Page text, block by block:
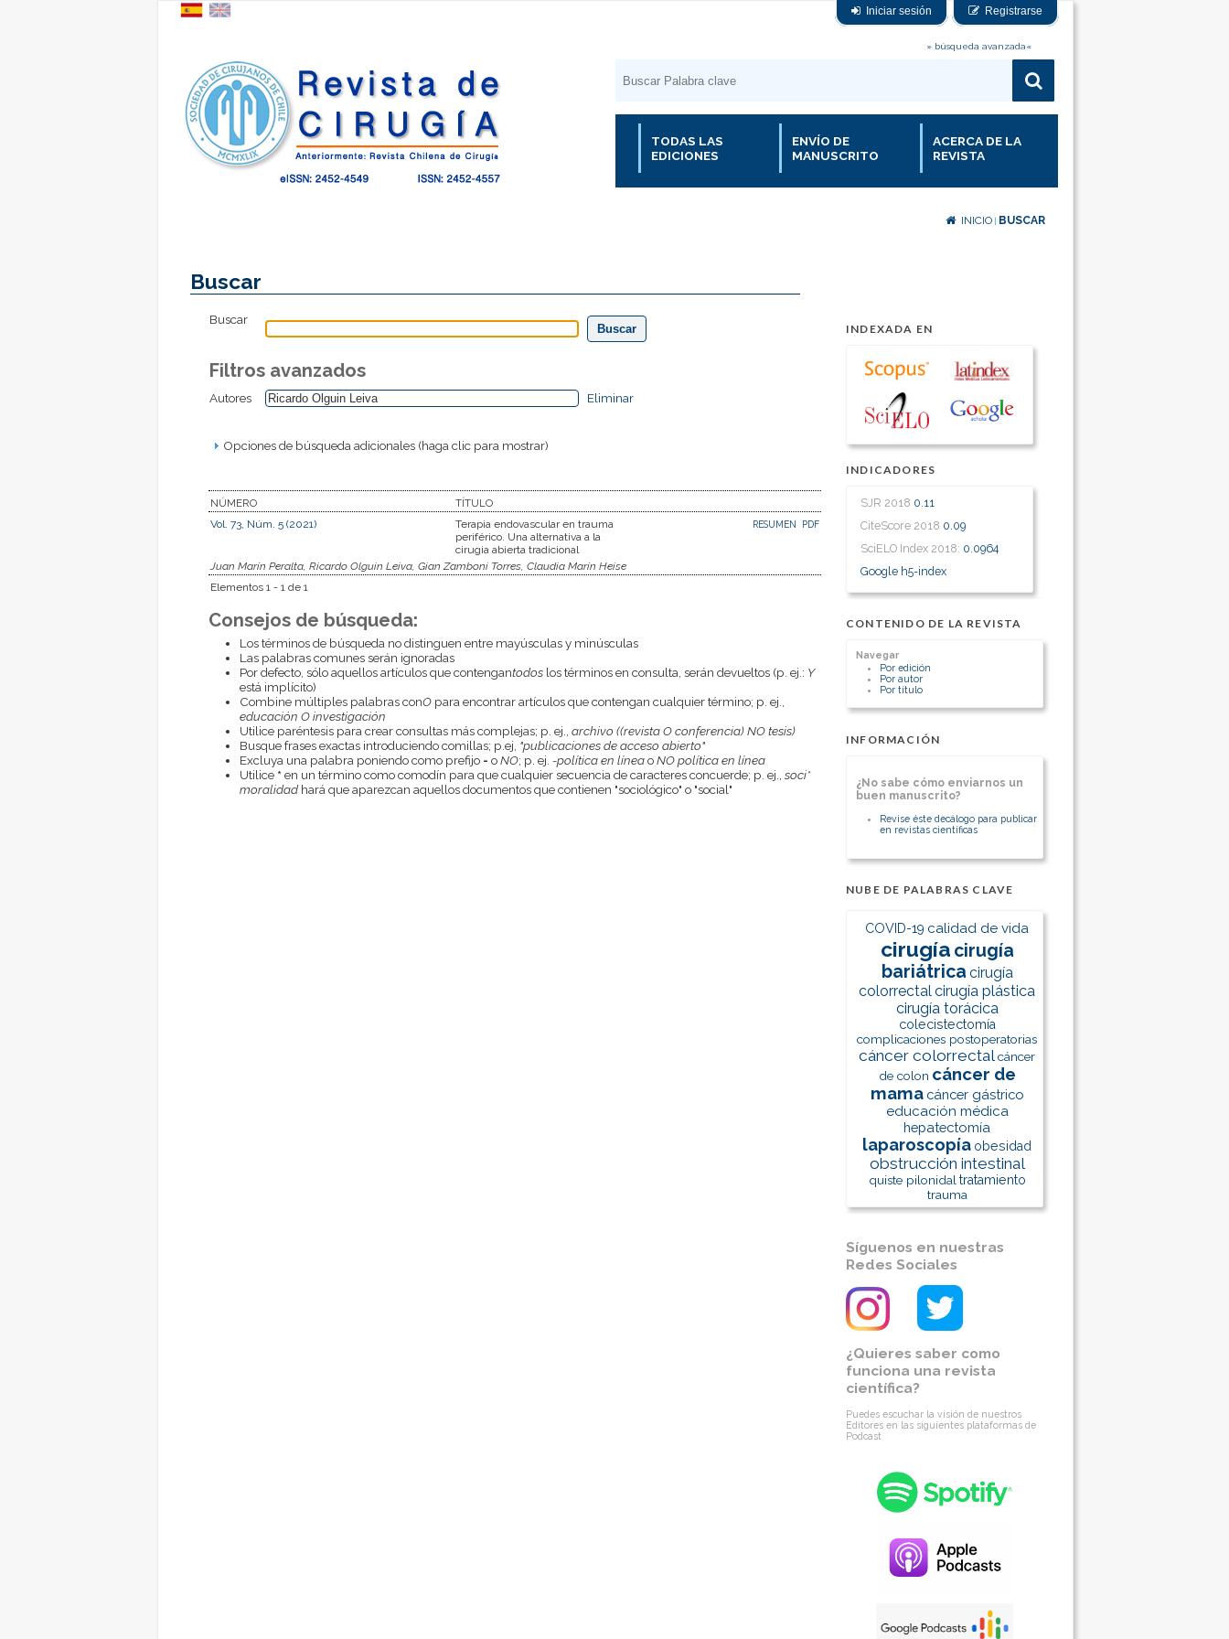
Iniciar sesión Registrarse
» búsqueda avanzada«
TODAS LAS
EDICIONES
ENVÍO DE
MANUSCRITO
ACERCA DE LA
REVISTA
INICIO BUSCAR
INDEXADA EN
INDICADORES
SJR 2018 0.11
CiteScore 2018 0.09
SciELO Index 2018: 0.0964
Google h5-index
CONTENIDO DE LA REVISTA
Navegar
Por edición
Por autor
Por título
INFORMACIÓN
¿No sabe cómo enviarnos un
buen manuscrito?
Revise éste decálogo para publicar
en revistas científicas
NUBE DE PALABRAS CLAVE
COVID-19 calidad de vida
cirugía cirugía
bariátrica cirugía
colorrectalcirugía plástica
cirugía torácica
colecistectomía
complicaciones postoperatorias
cáncer colorrectalcáncer
de colon cáncer de
mama cáncer gástrico
educación médica
hepatectomía
laparoscopía obesidad
obstrucción intestinal
quiste pilonidal tratamiento
trauma
Síguenos en nuestras
Redes Sociales
¿Quieres saber como
funciona una revista
científica?
Puedes escuchar la visión de nuestros
Editores en las siguientes plataformas de
Podcast
Buscar
Buscar
Filtros avanzados
Autores Eliminar
Opciones de búsqueda adicionales (haga clic para mostrar)
NÚMERO
TÍTULO
Vol. 73, Núm. 5 (2021)
Terapia endovascular en trauma
periférico. Una alternativa a la
cirugia abierta tradicional
RESUMEN PDF
Juan Marín Peralta, Ricardo Olguin Leiva, Gian Zamboni Torres, Claudia Marín Heise
Elementos 1 - 1 de 1
Consejos de búsqueda:
Los términos de búsqueda no distinguen entre mayúsculas y minúsculas
Las palabras comunes serán ignoradas
Por defecto, sólo aquellos artículos que contengantodoslos términos en consulta, serán devueltos (p. ej.: Y
está implícito)
Combine múltiples palabras conOpara encontrar artículos que contengan cualquier término; p. ej.,
educación O investigación
Utilice paréntesis para crear consultas más complejas; p. ej., archivo ((revista O conferencia) NO tesis)
Busque frases exactas introduciendo comillas; p.ej, "publicaciones de acceso abierto"
Excluya una palabra poniendo como prefijo - oNO; p. ej. -política en líneaoNO política en línea
Utilice * en un término como comodín para que cualquier secuencia de caracteres concuerde; p. ej., soci*
moralidadhará que aparezcan aquellos documentos que contienen "sociológico" o "social"